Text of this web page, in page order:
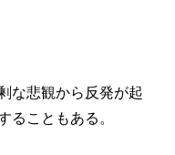
な悲観から反発が起
ることもある。